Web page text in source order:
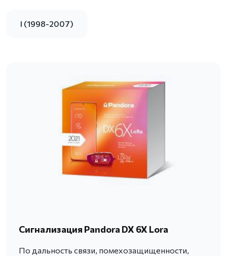
I (1998-2007)
Сигнализация Pandora DX 6X Lora
По дальность связи, помехозащищенности,